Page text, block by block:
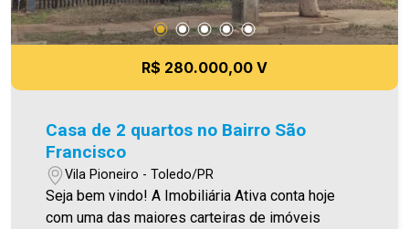
R$ 280.000,00 V
Casa de 2 quartos no Bairro São
Francisco
Vila Pioneiro - Toledo/PR
Seja bem vindo! A Imobiliária Ativa conta hoje
com uma das maiores carteiras de imóveis